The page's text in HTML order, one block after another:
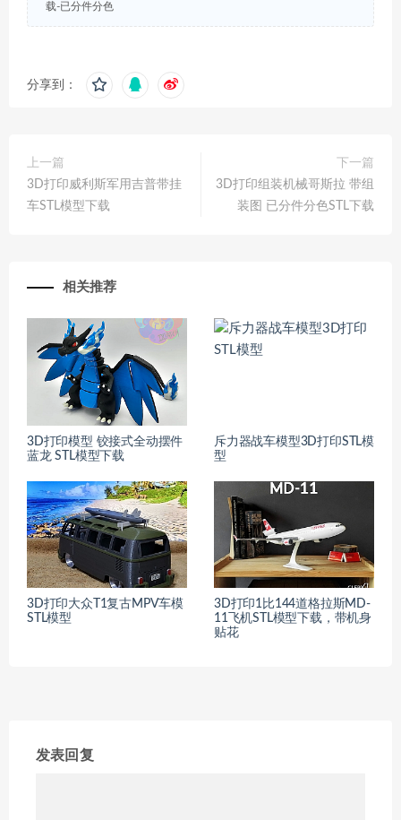
载-已分件分色
分享到：
上一篇
3D打印威利斯军用吉普带挂
车STL模型下载
下一篇
3D打印组装机械哥斯拉 带组
装图 已分件分色STL下载
相关推荐
3D打印模型 铰接式全动摆件
蓝龙 STL模型下载
斥力器战车模型3D打印STL模
型
3D打印大众T1复古MPV车模
STL模型
3D打印1比144道格拉斯MD-
11飞机STL模型下载，带机身
贴花
发表回复